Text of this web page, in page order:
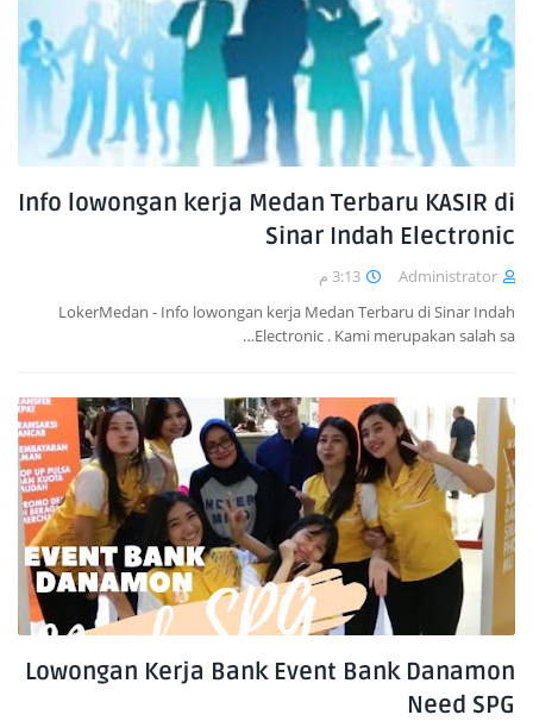
Info lowongan kerja Medan Terbaru KASIR di
Sinar Indah Electronic
Administrator
3:13 م
LokerMedan - Info lowongan kerja Medan Terbaru di Sinar Indah
Electronic . Kami merupakan salah sa…
Lowongan Kerja Bank Event Bank Danamon
Need SPG